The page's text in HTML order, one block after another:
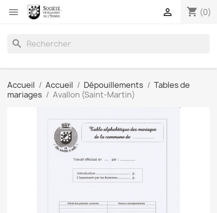
 shopping_cart (0)

search
Accueil Accueil Dépouillements
Tables de
mariages
Avallon (Saint-Martin)